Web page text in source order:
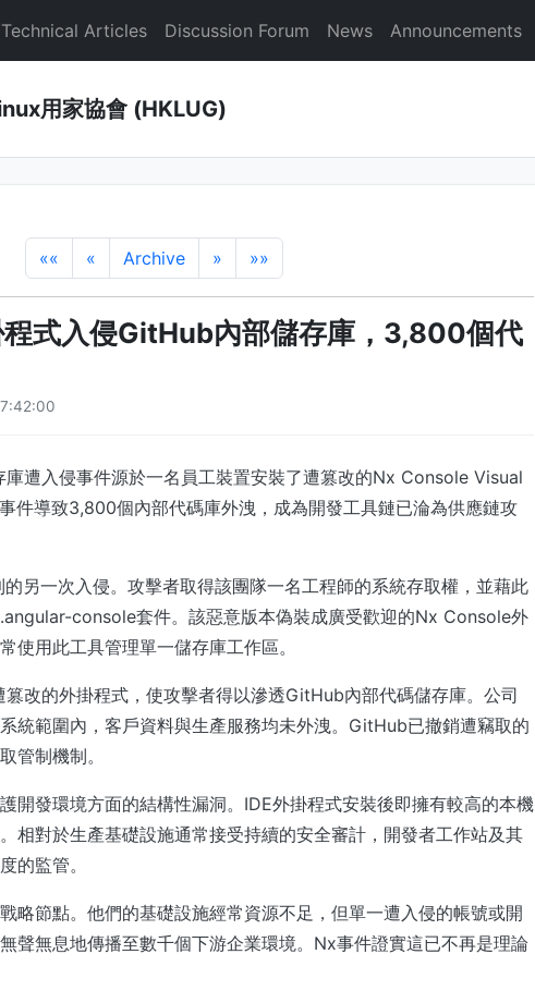
Technical Articles Discussion Forum News Announcements
用家協會 (HKLUG)
«« « Archive » »»
式入侵GitHub內部儲存庫，3,800個代
遭入侵事件源於一名員工裝置安裝了遭篡改的Nx Console Visual
件導致3,800個內部代碼庫外洩，成為開發工具鏈已淪為供應鏈攻
另一次入侵。攻擊者取得該團隊一名工程師的系統存取權，並藉此
console套件。該惡意版本偽裝成廣受歡迎的Nx Console外
使用此工具管理單一儲存庫工作區。
改的外掛程式，使攻擊者得以滲透GitHub內部代碼儲存庫。公司
統範圍內，客戶資料與生產服務均未外洩。GitHub已撤銷遭竊取的
管制機制。
開發環境方面的結構性漏洞。IDE外掛程式安裝後即擁有較高的本機
相對於生產基礎設施通常接受持續的安全審計，開發者工作站及其
的監管。
略節點。他們的基礎設施經常資源不足，但單一遭入侵的帳號或開
聲無息地傳播至數千個下游企業環境。Nx事件證實這已不再是理論